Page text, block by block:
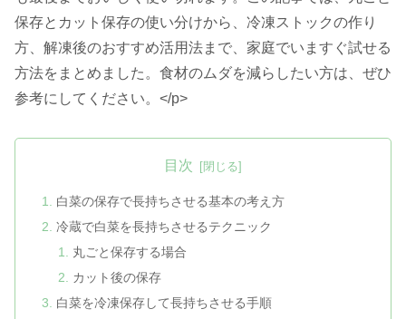
保存とカット保存の使い分けから、冷凍ストックの作り
方、解凍後のおすすめ活用法まで、家庭でいますぐ試せる
方法をまとめました。食材のムダを減らしたい方は、ぜひ
参考にしてください。</p>
目次
白菜の保存で長持ちさせる基本の考え方
冷蔵で白菜を長持ちさせるテクニック
丸ごと保存する場合
カット後の保存
白菜を冷凍保存して長持ちさせる手順